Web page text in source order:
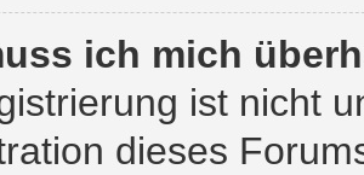
ich mich
ist nicht
dieses